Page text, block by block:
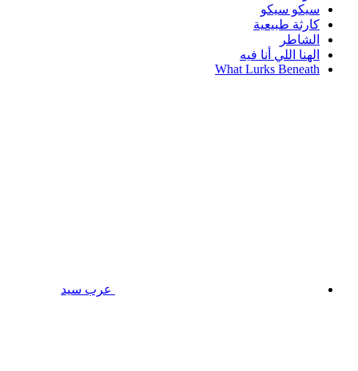
سيكو سيكو
كارثة طبيعية
الشاطر
الهنا اللي أنا فيه
What Lurks Beneath
عرب سيد